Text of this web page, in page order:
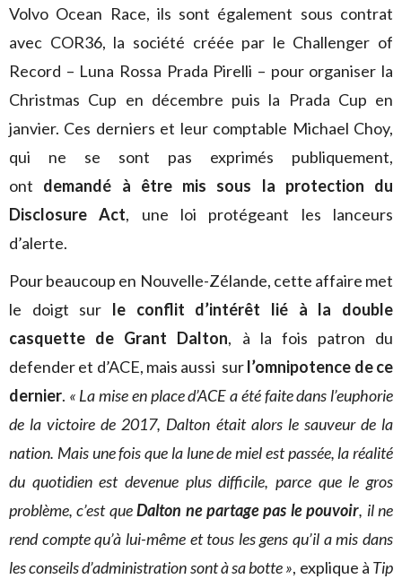
Volvo Ocean Race, ils sont également sous contrat
avec COR36, la société créée par le Challenger of
Record – Luna Rossa Prada Pirelli – pour organiser la
Christmas Cup en décembre puis la Prada Cup en
janvier. Ces derniers et leur comptable Michael Choy,
qui ne se sont pas exprimés publiquement,
ont demandé à être mis sous la protection du
Disclosure Act, une loi protégeant les lanceurs
d’alerte.
Pour beaucoup en Nouvelle-Zélande, cette affaire met
le doigt sur le conflit d’intérêt lié à la double
casquette de Grant Dalton, à la fois patron du
defender et d’ACE, mais aussi surl’omnipotence de ce
dernier. « La mise en place d’ACE a été faite dans l’euphorie
de la victoire de 2017, Dalton était alors le sauveur de la
nation. Mais une fois que la lune de miel est passée, la réalité
du quotidien est devenue plus difficile, parce que le gros
problème, c’est queDalton ne partage pas le pouvoir, il ne
rend compte qu’à lui-même et tous les gens qu’il a mis dans
les conseils d’administration sont à sa botte », explique à Tip